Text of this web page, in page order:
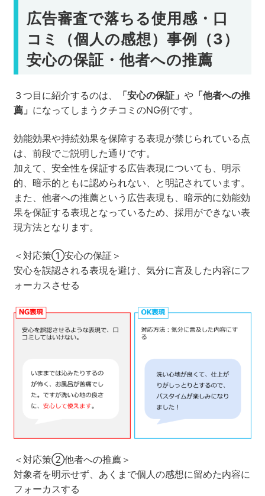
広告審査で落ちる使用感・口
コミ（個人の感想）事例（3）
安心の保証・他者への推薦
３つ目に紹介するのは、 「安心の保証」 や「他者への推
薦」 になってしまうクチコミのNG例です。
効能効果や持続効果を保障する表現が禁じられている点
は、前段でご説明した通りです。
加えて、安全性を保証する広告表現についても、明示
的、暗示的ともに認められない、と明記されています。
また、他者への推薦という広告表現も、暗示的に効能効
果を保証する表現となっているため、採用ができない表
現方法となります。
＜対応策①安心の保証＞
安心を誤認される表現を避け、気分に言及した内容にフ
ォーカスさせる
＜対応策②他者への推薦＞
対象者を明示せず、あくまで個人の感想に留めた内容に
フォーカスする